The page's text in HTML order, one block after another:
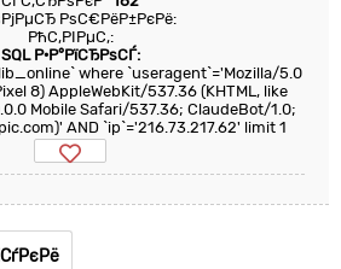
РѕС€РёР±РєРё:
РћС‚РІРµС‚:
SQL Р·Р°РїСЂРѕСЃ:
where `useragent`='Mozilla/5.0
8) AppleWebKit/537.36 (KHTML, like
Mobile Safari/537.36; ClaudeBot/1.0;
AND `ip`='216.73.217.62' limit 1